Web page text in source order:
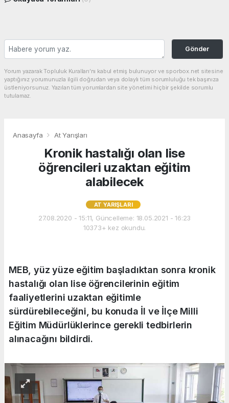
Gönder
Yorum yazarak Topluluk Kuralları’nı kabul etmiş bulunuyor ve sporbox.net sitesine
yaptığınız yorumunuzla ilgili doğrudan veya dolaylı tüm sorumluluğu tek başınıza
üstleniyorsunuz. Yazılan tüm yorumlardan site yönetimi hiçbir şekilde sorumlu
tutulamaz.
Anasayfa At Yarışları
Kronik hastalığı olan lise
öğrencileri uzaktan eğitim
alabilecek
AT YARIŞLARI
27.08.2020 - 15:11, Güncelleme: 18.05.2021 - 16:23
10373+ kez okundu.
MEB, yüz yüze eğitim başladıktan sonra kronik
hastalığı olan lise öğrencilerinin eğitim
faaliyetlerini uzaktan eğitimle
sürdürebileceğini, bu konuda İl ve İlçe Milli
Eğitim Müdürlüklerince gerekli tedbirlerin
alınacağını bildirdi.